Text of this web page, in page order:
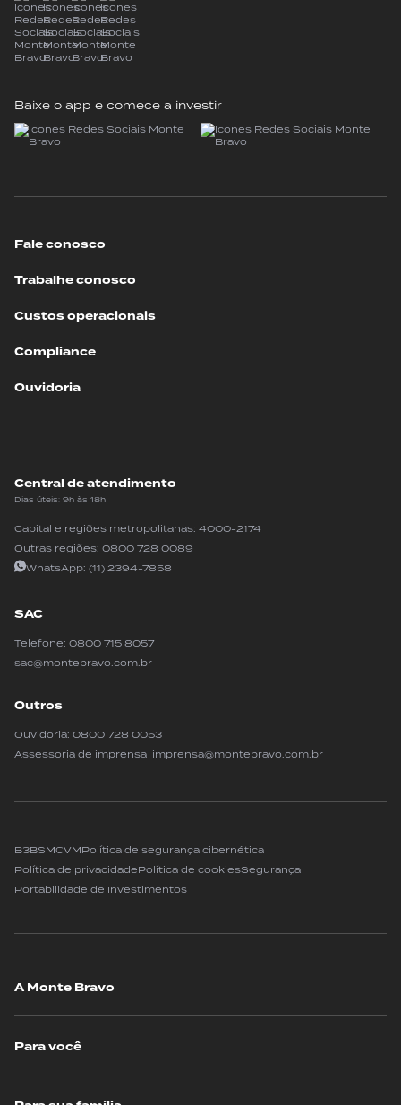
Baixe o app e comece a investir
Fale conosco
Trabalhe conosco
Custos operacionais
Compliance
Ouvidoria
Central de atendimento
Dias úteis: 9h às 18h
Capital e regiões metropolitanas: 4000-2174
Outras regiões: 0800 728 0089
WhatsApp: (11) 2394-7858
SAC
Telefone: 0800 715 8057
sac@montebravo.com.br
Outros
Ouvidoria: 0800 728 0053
Assessoria de imprensa imprensa@montebravo.com.br
B3BSMCVMPolítica de segurança cibernética
Política de privacidadePolítica de cookiesSegurança
Portabilidade de Investimentos
A Monte Bravo
Para você